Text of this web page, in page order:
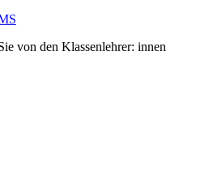
von den Klassenlehrer: innen